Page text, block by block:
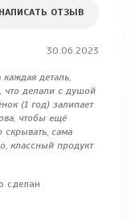
НАПИСАТЬ ОТЗЫВ
30.06.2023
деталь,
что делали с душой
(1 год) залипает
чтобы ещё
скрывать, сама
классный продукт
сделан